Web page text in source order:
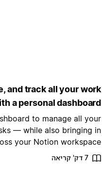
and track all your work
a personal dashboard
to manage all your
— while also bringing in
your Notion workspace.
7 דק' קריאה